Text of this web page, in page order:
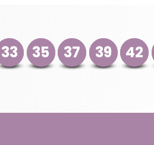
33 35 37 39 42